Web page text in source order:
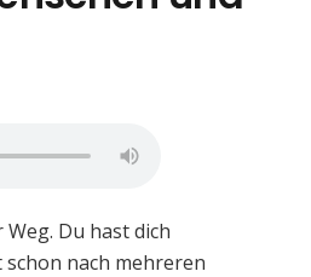
Du hast dich
nach mehreren